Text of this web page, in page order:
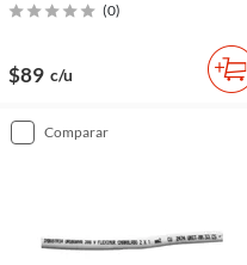
(0)
$89 c/u
comparar